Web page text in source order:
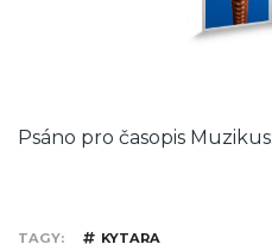
Psáno pro časopis Muzikus
TAGY KYTARA